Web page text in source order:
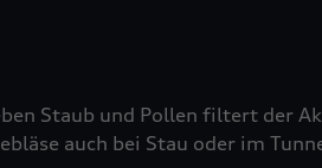
Staub und Pollen filtert der
auch bei Stau oder im